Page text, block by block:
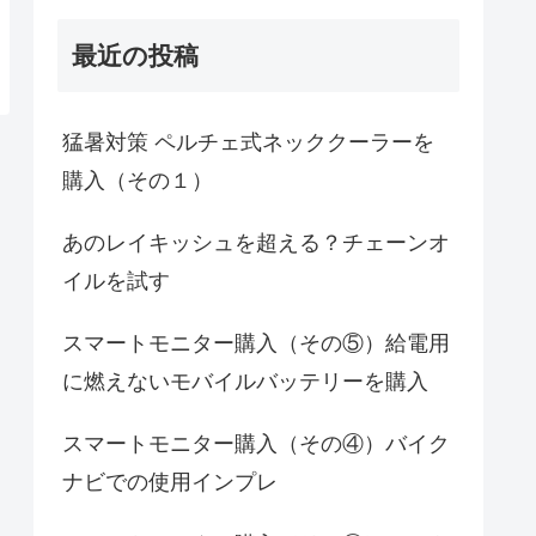
最近の投稿
猛暑対策 ペルチェ式ネッククーラーを
購入（その１）
あのレイキッシュを超える？チェーンオ
イルを試す
スマートモニター購入（その⑤）給電用
に燃えないモバイルバッテリーを購入
スマートモニター購入（その④）バイク
ナビでの使用インプレ